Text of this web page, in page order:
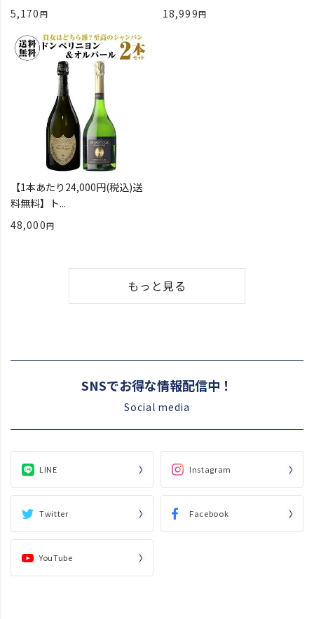
5,170
18,999
【1本あたり24,000円(税込)送
料無料】ト...
48,000
もっと見る
SNSでお得な情報配信中！
Social media
LINE Instagram
Twitter Facebook
YouTube